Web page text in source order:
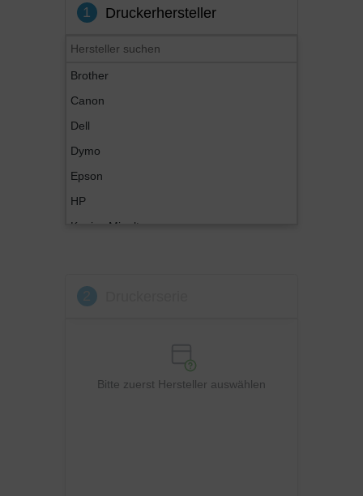
1 Druckerhersteller
Brother
Canon
Dell
Dymo
Epson
HP
Konica Minolta
OKI
Ricoh
Bitte zuerst Hersteller auswählen